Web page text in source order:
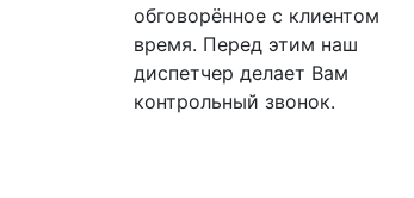
обговорённое с клиентом
время. Перед этим наш
диспетчер делает Вам
контрольный звонок.